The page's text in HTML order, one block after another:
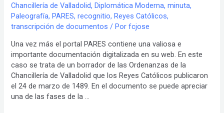
Chancillería de Valladolid,Diplomática Moderna,minuta,
Paleografía,PARES,recognitio,Reyes Católicos,
transcripción de documentos / Porfcjose
Una vez más el portal PARES contiene una valiosa e
importante documentación digitalizada en su web. En este
caso se trata de un borrador de las Ordenanzas de la
Chancillería de Valladolid que los Reyes Católicos publicaron
el 24 de marzo de 1489. En el documento se puede apreciar
una de las fases de la …